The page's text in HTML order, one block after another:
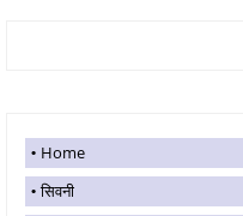
Home
सिवनी